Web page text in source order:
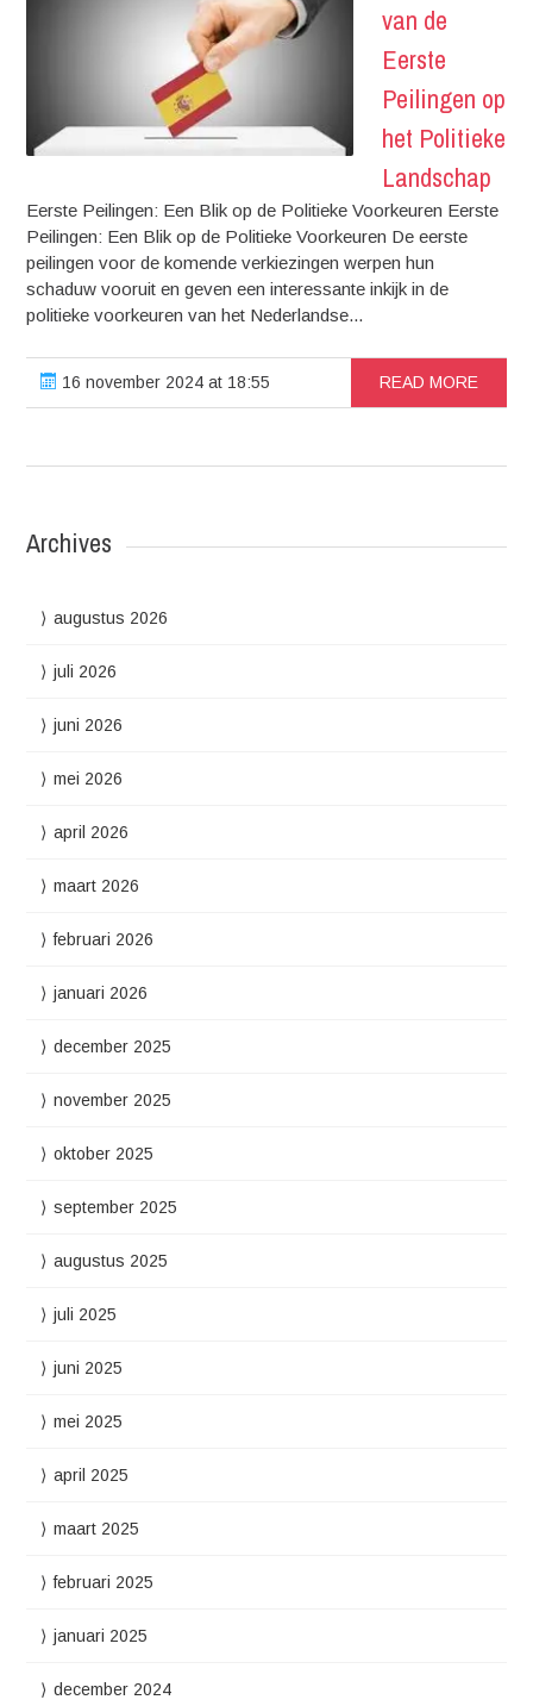
van de
Eerste
Peilingen op
het Politieke
Landschap
Eerste Peilingen: Een Blik op de Politieke Voorkeuren Eerste
Peilingen: Een Blik op de Politieke Voorkeuren De eerste
peilingen voor de komende verkiezingen werpen hun
schaduw vooruit en geven een interessante inkijk in de
politieke voorkeuren van het Nederlandse...
16 november 2024 at 18:55 READ MORE
Archives
augustus 2026
juli 2026
juni 2026
mei 2026
april 2026
maart 2026
februari 2026
januari 2026
december 2025
november 2025
oktober 2025
september 2025
augustus 2025
juli 2025
juni 2025
mei 2025
april 2025
maart 2025
februari 2025
januari 2025
december 2024